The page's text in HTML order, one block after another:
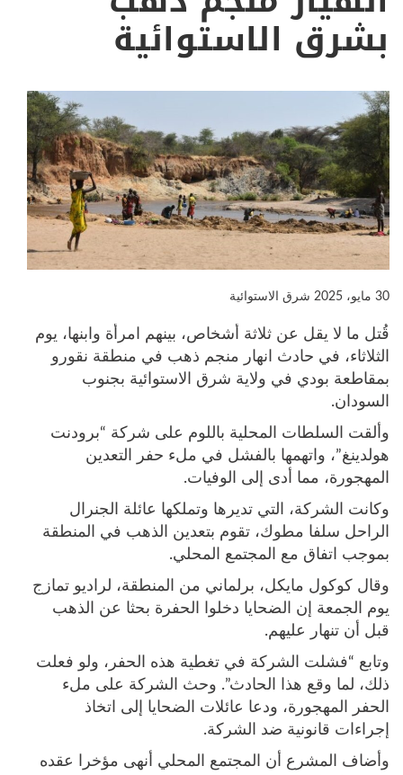
بشرق الاستوائية
30 مايو، 2025 شرق الاستوائية
قُتل ما لا يقل عن ثلاثة أشخاص، بينهم امرأة وابنها، يوم
الثلاثاء، في حادث انهار منجم ذهب في منطقة نقورو
بمقاطعة بودي في ولاية شرق الاستوائية بجنوب
السودان.
وألقت السلطات المحلية باللوم على شركة “برودنت
هولدينغ”، واتهمها بالفشل في ملء حفر التعدين
المهجورة، مما أدى إلى الوفيات.
وكانت الشركة، التي تديرها وتملكها عائلة الجنرال
الراحل سلفا مطوك، تقوم بتعدين الذهب في المنطقة
بموجب اتفاق مع المجتمع المحلي.
وقال كوكول مايكل، برلماني من المنطقة، لراديو تمازج
يوم الجمعة إن الضحايا دخلوا الحفرة بحثا عن الذهب
قبل أن تنهار عليهم.
وتابع “فشلت الشركة في تغطية هذه الحفر، ولو فعلت
ذلك، لما وقع هذا الحادث”. وحث الشركة على ملء
الحفر المهجورة، ودعا عائلات الضحايا إلى اتخاذ
إجراءات قانونية ضد الشركة.
وأضاف المشرع أن المجتمع المحلي أنهى مؤخرا عقده